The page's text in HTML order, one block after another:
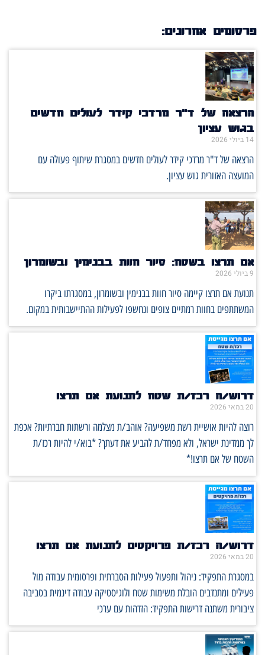
פרסומים אחרונים:
הרצאה של ד"ר מרדכי קידר לעולים חדשים
בגוש עציון
14 ביולי 2026
הרצאה של ד"ר מרדכי קידר לעולים חדשים במסגרת שיתוף פעולה עם
המועצה האזורית גוש עציון.
אם תרצו בשטח: סיור חוות בבנימין ובשומרון
9 ביולי 2026
תנועת אם תרצו קיימה סיור חוות בבנימין ובשומרון, במסגרתו ביקרו
המשתתפים בחוות רמתיים צופים ונחשפו לפעילות ההתיישבותית במקום.
דרוש/ה רכז/ת שטח לתנועת אם תרצו
20 במאי 2026
רוצה להיות אושיית רשת משפיעה? אוהב/ת מצלמה ורשתות חברתיות? אכפת
לך ממדינת ישראל, ולא מפחד/ת להביע את דעתך? *בוא/י להיות רכז/ת
השטח של אם תרצו!*
דרוש/ה רכז/ת פרויקטים לתנועת אם תרצו
20 במאי 2026
במסגרת התפקיד: ניהול ותפעול פעילות הסברתית ופרסומית עבודה מול
פעילים ומתנדבים הובלת משימות שטח ולוגיסטיקה עבודה דינמית בסביבה
ציבורית משתנה דרישות התפקיד: הזדהות עם ערכי